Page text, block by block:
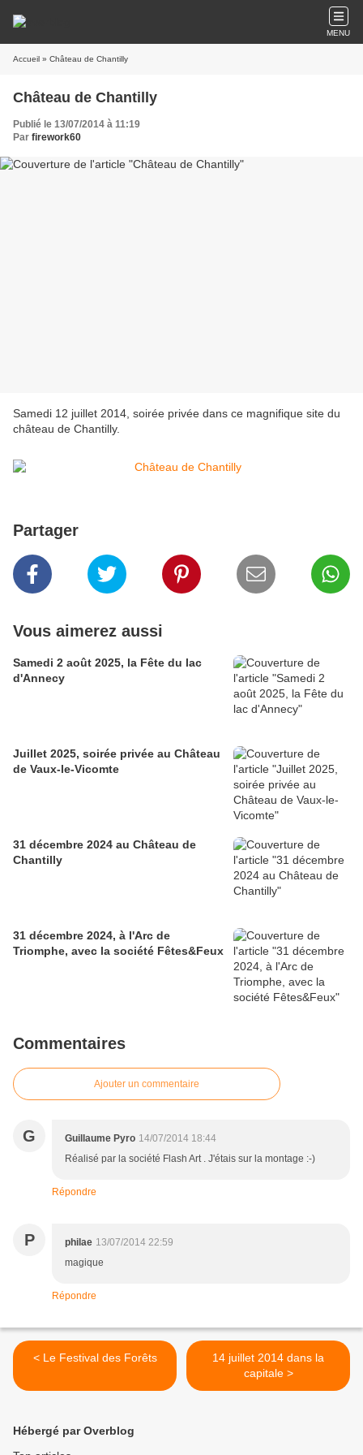
MENU
Accueil » Château de Chantilly
Château de Chantilly
Publié le 13/07/2014 à 11:19
Par firework60
Samedi 12 juillet 2014, soirée privée dans ce magnifique site du
château de Chantilly.
Partager
Vous aimerez aussi
Samedi 2 août 2025, la Fête du lac
d'Annecy
Juillet 2025, soirée privée au Château
de Vaux-le-Vicomte
31 décembre 2024 au Château de
Chantilly
31 décembre 2024, à l'Arc de
Triomphe, avec la société Fêtes&Feux
Commentaires
Ajouter un commentaire
G Guillaume Pyro 14/07/2014 18:44
Réalisé par la société Flash Art . J'étais sur la montage :-)
Répondre
P philae 13/07/2014 22:59
magique
Répondre
< Le Festival des Forêts
14 juillet 2014 dans la
capitale >
Hébergé par Overblog